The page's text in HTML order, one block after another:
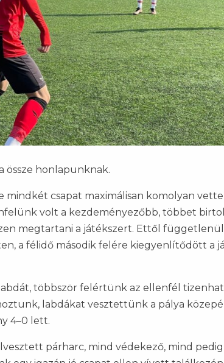
össze honlapunknak.
mindkét csapat maximálisan komolyan
volt a kezdeményezőbb, többet
megtartani a játékszert. Ettől
a félidő második felére kiegyenlítődött a
többször felértünk az ellenfél
labdákat vesztettünk a pálya
4–0 lett.
párharc, mind védekező, mind